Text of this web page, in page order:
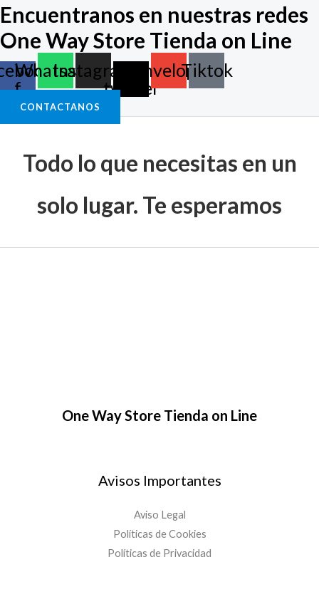
Encuentranos en nuestras redes
One Way Store Tienda on Line
f
Whatsapp
Instagram
twitter
EnvelopeTiktok
CONTACTANOS
Todo lo que necesitas en un
solo lugar. Te esperamos
One Way Store Tienda on Line
Avisos Importantes
Aviso Legal
Políticas de Cookies
Políticas de Privacidad